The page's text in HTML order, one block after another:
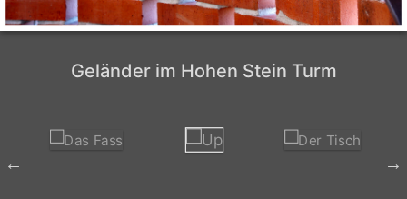
Geländer im Hohen Stein Turm